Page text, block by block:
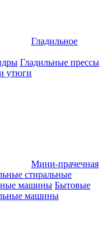
Гладильное
Гладильные прессы
утюги
Мини-прачечная
стиральные
машины Бытовые
машины